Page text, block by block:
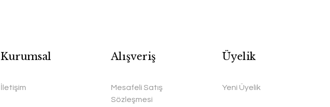
Kurumsal
İletişim
Alışveriş
Mesafeli Satış
Sözleşmesi
Üyelik
Yeni Üyelik